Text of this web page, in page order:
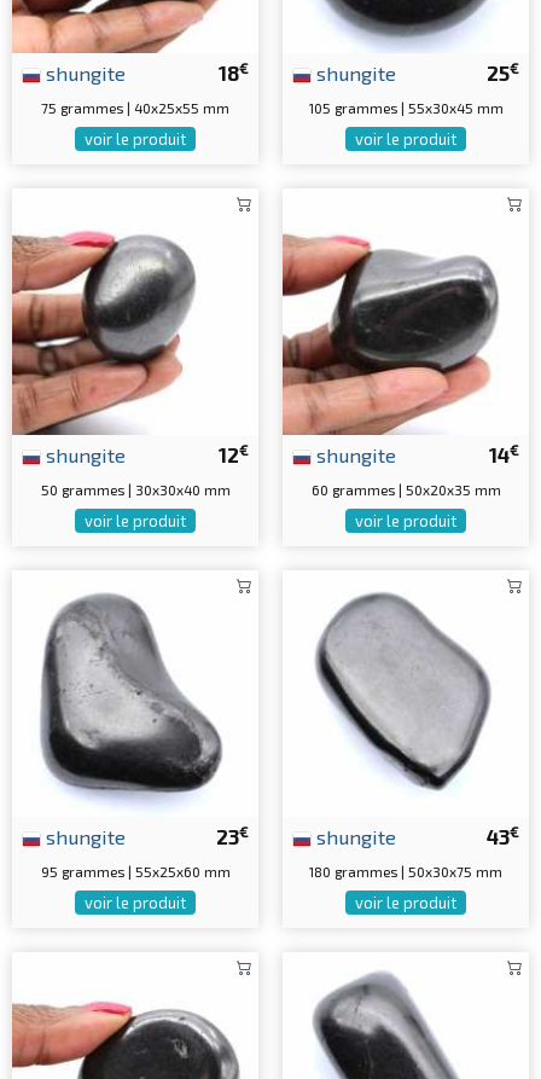
18€
shungite
75 grammes | 40x25x55 mm
voir le produit
25€
shungite
105 grammes | 55x30x45 mm
voir le produit
12€
shungite
50 grammes | 30x30x40 mm
voir le produit
14€
shungite
60 grammes | 50x20x35 mm
voir le produit
23€
shungite
95 grammes | 55x25x60 mm
voir le produit
43€
shungite
180 grammes | 50x30x75 mm
voir le produit